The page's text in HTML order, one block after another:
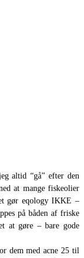
altid “gå” efter den
at mange fiskeolier
gør eqology IKKE –
på båden af friske
at gøre – bare gode
dem med acne 25 til